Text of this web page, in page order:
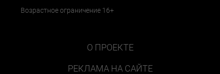
Возрастное ограничение 16+
О ПРОЕКТЕ
РЕКЛАМА НА САЙТЕ